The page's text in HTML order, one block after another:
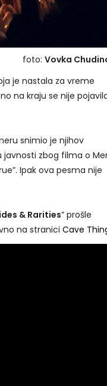
foto: Vovka
je nastala za vreme
na kraju se nije
snimio je njihov
javnosti zbog filma o
Ipak ova pesma nije
& Rarities” prošle
na stranici Cave